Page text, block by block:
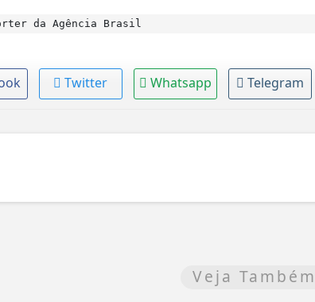
da Agência Brasil
Twitter Whatsapp Telegram
Veja Também